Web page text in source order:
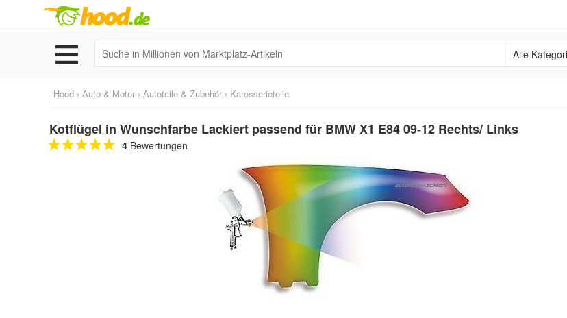
Alle Kategorien
Hood › Auto & Motor › Autoteile & Zubehör › Karosserieteile
Kotflügel in Wunschfarbe Lackiert passend für BMW X1 E84 09-12 Rechts/ Links
4 Bewertungen